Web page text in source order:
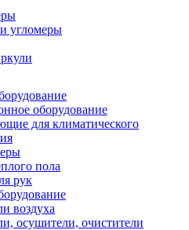
угломеры
оборудование
для климатического
пола
рук
воздуха
осушители, очистители